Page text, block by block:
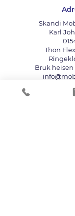
Skandi
Karl
Thon
Bruk